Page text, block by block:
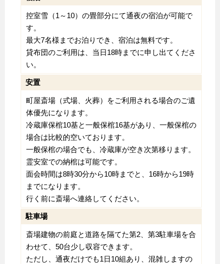
控室雪（1～10）の畳部分にて通夜の宿泊が可能で
す。
最大7名様までお泊りでき、宿泊は無料です。
貸布団のご利用は、当日18時までに申し出てくださ
い。
安置
町屋斎場（式場、火葬）をご利用される場合のご遺
体優先になります。
冷蔵庫保棺10基と一般保棺16基があり、一般保棺の
場合は比較的空いております。
一般保棺の場合でも、冷蔵庫が空き次第移ります。
霊安室での納棺は可能です。
面会時間は8時30分から10時までと、16時から19時
までになります。
行く前に斎場へ連絡してください。
駐車場
斎場建物の前庭と道路を隔てた第2、第3駐車場を合
わせて、50台少し収容できます。
ただし、通夜だけでも1日10組あり、混雑しますの